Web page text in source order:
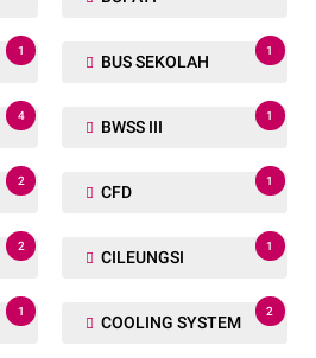
1
BUS SEKOLAH
1
4
BWSS III
1
2
CFD
1
2
CILEUNGSI
1
1
COOLING SYSTEM
2